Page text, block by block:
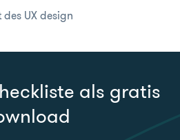
UX design
als gratis